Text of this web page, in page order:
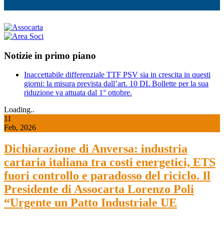
Notizie in primo piano
Inaccettabile differenziale TTF PSV sia in crescita in questi
giorni: la misura prevista dall’art. 10 DL Bollette per la sua
riduzione va attuata dal 1° ottobre.
Loading..
11
Feb, 2026
Dichiarazione di Anversa: industria
cartaria italiana tra costi energetici, ETS
fuori controllo e paradosso del riciclo. Il
Presidente di Assocarta Lorenzo Poli
“Urgente un Patto Industriale UE